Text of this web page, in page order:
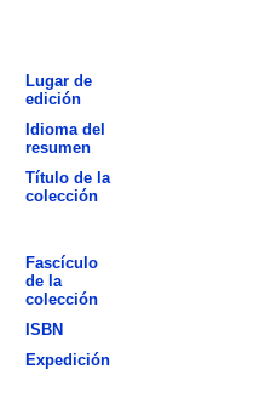
Lugar de
edición
Idioma del
resumen
Título de la
colección
Fascículo
de la
colección
ISBN
Expedición